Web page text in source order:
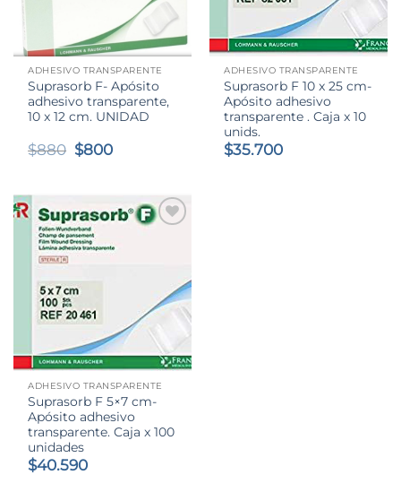
ADHESIVO TRANSPARENTE
Suprasorb F- Apósito
adhesivo transparente,
10 x 12 cm. UNIDAD
$880 El
$880.
$800El
$800.
ADHESIVO TRANSPARENTE
Suprasorb F 10 x 25 cm-
Apósito adhesivo
transparente . Caja x 10
unids.
$35.700
ADHESIVO TRANSPARENTE
Suprasorb F 5×7 cm-
Apósito adhesivo
transparente. Caja x 100
unidades
$40.590